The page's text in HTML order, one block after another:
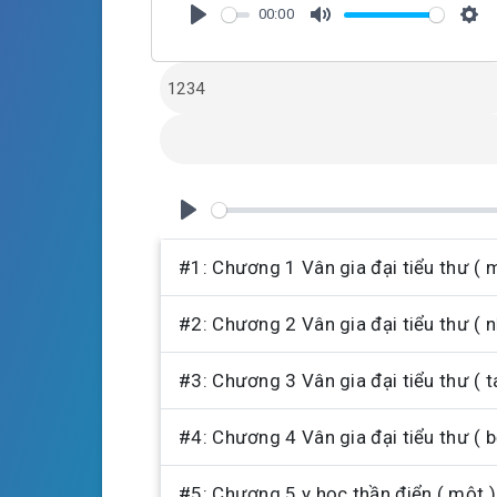
00:00
s
P
l
a
y
#1: Chương 1 Vân gia đại tiểu thư (
#2: Chương 2 Vân gia đại tiểu thư (
#3: Chương 3 Vân gia đại tiểu thư (
#4: Chương 4 Vân gia đại tiểu thư (